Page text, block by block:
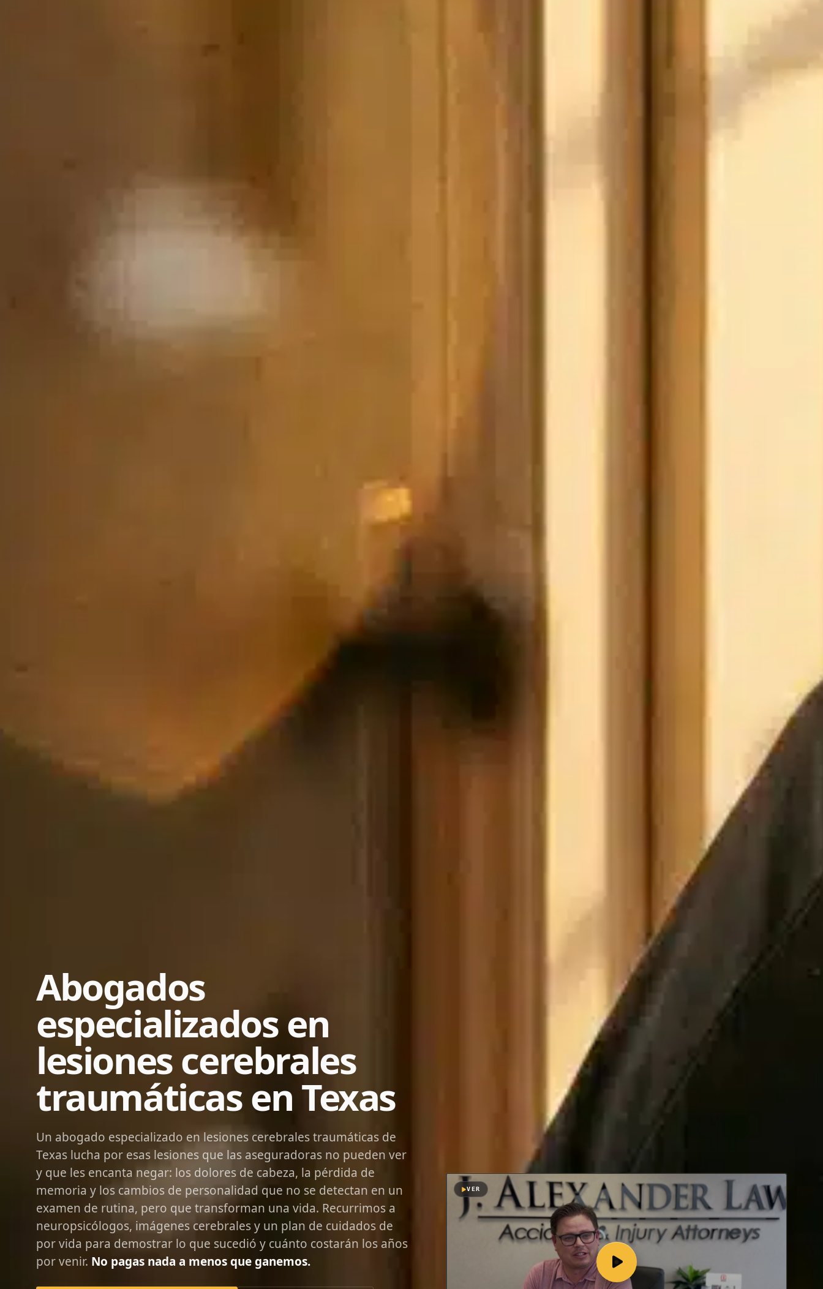
Abogados
especializados en
lesiones cerebrales
traumáticas en Texas
Un abogado especializado en lesiones cerebrales traumáticas de
Texas lucha por esas lesiones que las aseguradoras no pueden ver
y que les encanta negar: los dolores de cabeza, la pérdida de
memoria y los cambios de personalidad que no se detectan en un
examen de rutina, pero que transforman una vida. Recurrimos a
neuropsicólogos, imágenes cerebrales y un plan de cuidados de
por vida para demostrar lo que sucedió y cuánto costarán los años
por venir. No pagas nada a menos que ganemos.
VER